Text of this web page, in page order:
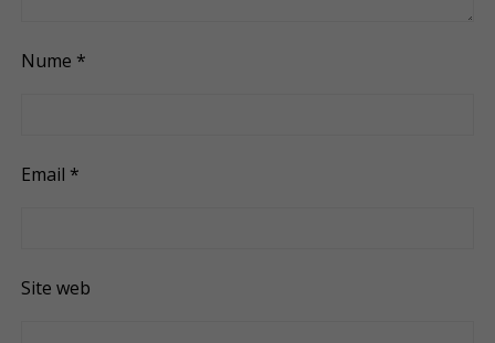
Nume *
Email *
Site web